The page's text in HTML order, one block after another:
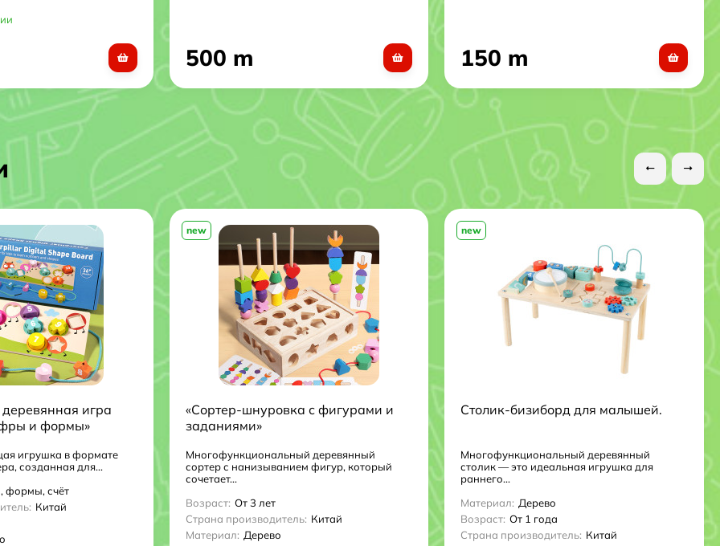
500 m 150 m
игра
и формы»
игрушка в формате
созданная для...
формы, счёт
Китай
new
«Сортер-шнуровка с фигурами и
заданиями»
Многофункциональный деревянный
сортер с нанизыванием фигур, который
сочетает...
Возраст: От 3 лет
Страна производитель: Китай
Материал: Дерево
new
Столик-бизиборд для малышей.
Многофункциональный деревянный
столик — это идеальная игрушка для
раннего...
Материал: Дерево
Возраст: От 1 года
Страна производитель: Китай